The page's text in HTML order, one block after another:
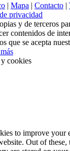
| Mapa | Contacto |
privacidad
y de terceros
contenidos de
que se acepta
cookies
to improve your
Out of these,